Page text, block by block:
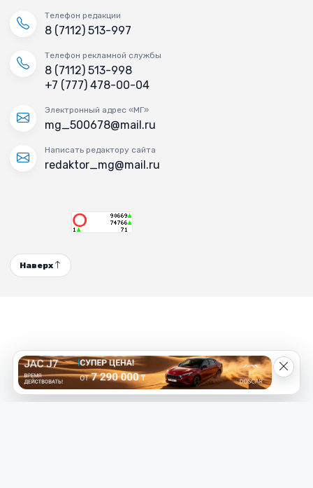
Телефон редакции
8 (7112) 513-997
Телефон рекламной службы
8 (7112) 513-998
+7 (777) 478-00-04
Электронный адрес «МГ»
mg_500678@mail.ru
Написать редактору сайта
redaktor_mg@mail.ru
Наверх